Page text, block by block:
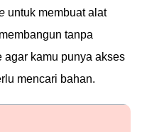
untuk membuat alat
tanpa
agar kamu punya akses
mencari bahan.